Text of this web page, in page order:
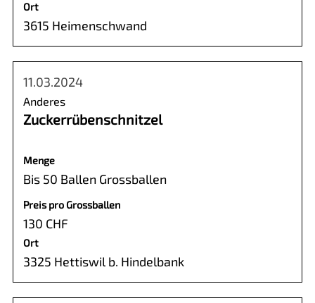
Ort
3615 Heimenschwand
11.03.2024
Anderes
Zuckerrübenschnitzel
Menge
Bis 50 Ballen Grossballen
Preis pro Grossballen
130 CHF
Ort
3325 Hettiswil b. Hindelbank